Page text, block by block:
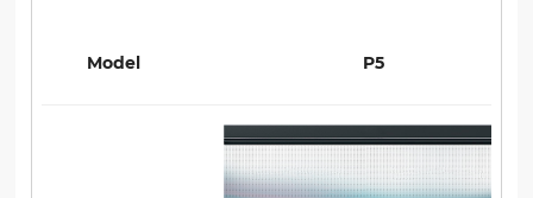
Model P5